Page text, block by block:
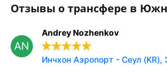
Отзывы о трансфере в
AN
Andrey Nozhenkov
Инчхон Аэропорт - Сеул (KR),